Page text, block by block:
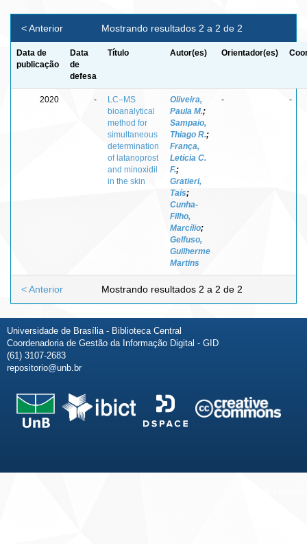
Mostrando resultados 2 a 2 de 2
< Anterior
Data de
publicação
Data
de
defesa
Título Autor(es) Orientador(es)
2020 -
LC–MS
bioanalytical
method for
simultaneous
determination
of latanoprost
and minoxidil
in the skin
Oliveira,
Paula M.;
Sampaio,
Thiago R.;
França,
Letícia C.
F.;
Gratieri,
Taís;
Cunha-
Filho,
Marcílio;
Gelfuso,
Guilherme
Martins
- -
Mostrando resultados 2 a 2 de 2
< Anterior
Universidade de Brasília - Biblioteca Central
Coordenadoria de Gestão da Informação Digital - GID
(61) 3107-2683
repositorio@unb.br